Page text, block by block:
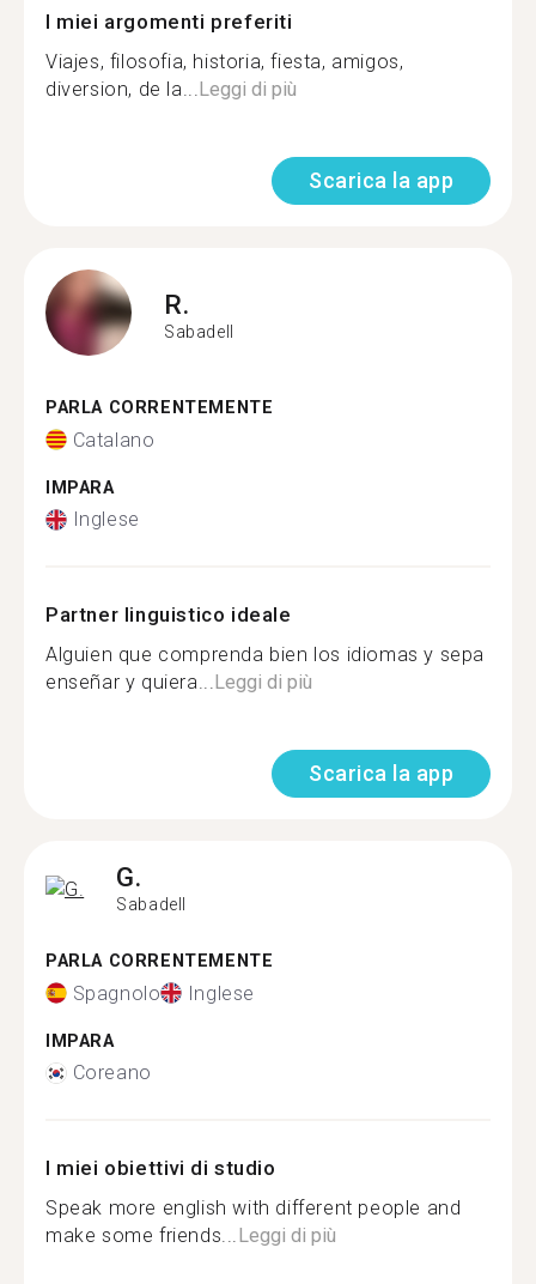
I miei argomenti preferiti
Viajes, filosofia, historia, fiesta, amigos,
diversion, de la...Leggi di più
Scarica la app
R.
Sabadell
PARLA CORRENTEMENTE
Catalano
IMPARA
Inglese
Partner linguistico ideale
Alguien que comprenda bien los idiomas y sepa
enseñar y quiera...Leggi di più
Scarica la app
G.
Sabadell
PARLA CORRENTEMENTE
Spagnolo Inglese
IMPARA
Coreano
I miei obiettivi di studio
Speak more english with different people and
make some friends...Leggi di più